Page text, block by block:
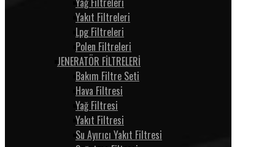
Yakıt Filtreleri
Lpg Filtreleri
Polen Filtreleri
JENERATÖR FİLTRELERİ
Bakım Filtre Seti
Hava Filtresi
Yağ Filtresi
Yakıt Filtresi
Su Ayırıcı Yakıt Filtresi